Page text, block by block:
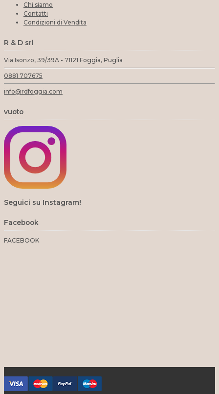
Chi siamo
Contatti
Condizioni di Vendita
R & D srl
Via Isonzo, 39/39A - 71121 Foggia, Puglia
0881 707675
info@rdfoggia.com
vuoto
Seguici su Instagram!
Facebook
FACEBOOK